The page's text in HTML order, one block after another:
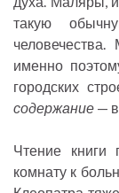
такую
именно
городских
содержание —
Чтение книги
комнату к